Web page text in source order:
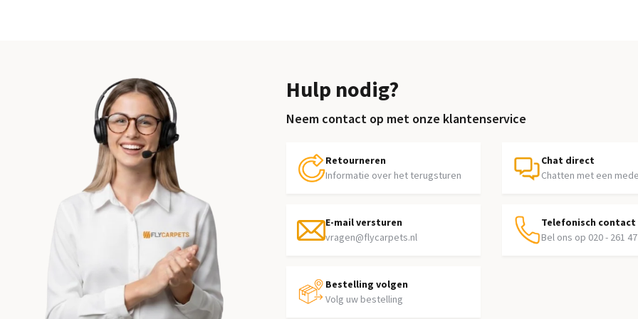
Hulp nodig?
Neem contact op met onze klantenservice
Retourneren
Informatie over het terugsturen
Chat direct
Chatten met een
E-mail versturen
vragen@flycarpets.nl
Telefonisch contact
Bel ons op 020 - 261
Bestelling volgen
Volg uw bestelling